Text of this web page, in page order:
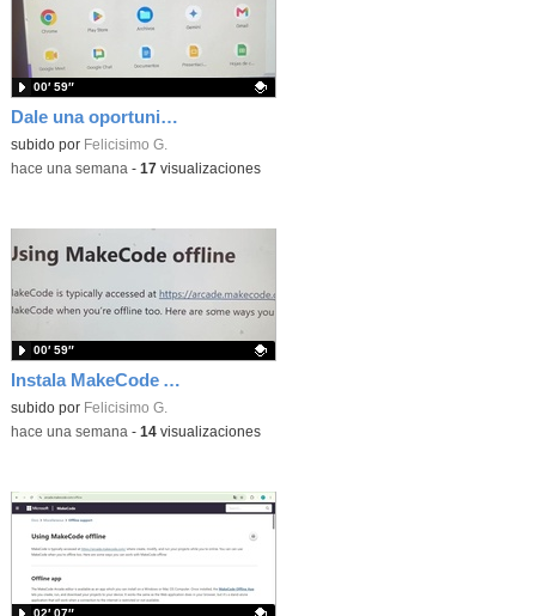
Dale una oportunidad a los Chromebooks y utiliza un proyector para realizar talleres si no tienes pantallas táctiles
Contenido educativo.
subido por Felicisimo G.
00′ 59″
-hace una semana - 17 visualizaciones
Instala MakeCode Arcade para trabajar offline en tu tablet, ordenador, Chromebook
Contenido educativo.
subido por Felicisimo G.
00′ 59″
-hace una semana - 14visualizaciones